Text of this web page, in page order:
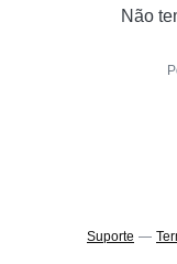
Não
Suporte —